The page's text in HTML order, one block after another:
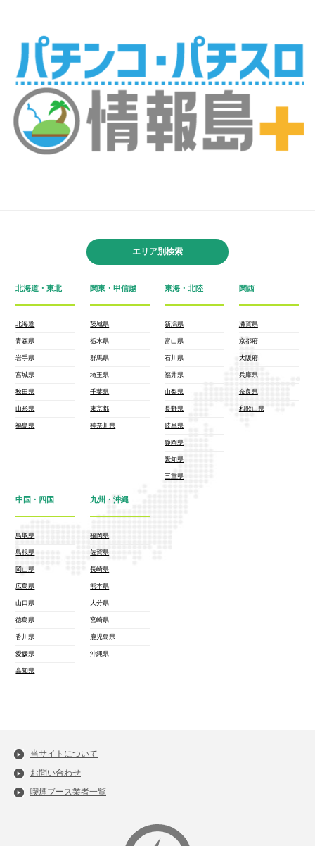
エリア別検索
北海道・東北
北海道
青森県
岩手県
宮城県
秋田県
山形県
福島県
関東・甲信越
茨城県
栃木県
群馬県
埼玉県
千葉県
東京都
神奈川県
東海・北陸
新潟県
富山県
石川県
福井県
山梨県
長野県
岐阜県
静岡県
愛知県
三重県
関西
滋賀県
京都府
大阪府
兵庫県
奈良県
和歌山県
中国・四国
鳥取県
島根県
岡山県
広島県
山口県
徳島県
香川県
愛媛県
高知県
九州・沖縄
福岡県
佐賀県
長崎県
熊本県
大分県
宮崎県
鹿児島県
沖縄県
当サイトについて
お問い合わせ
喫煙ブース業者一覧